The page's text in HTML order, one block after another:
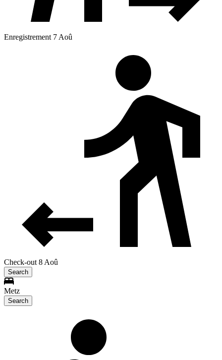
Enregistrement 7 Aoû
Check-out 8 Aoû
Search
Metz
Search